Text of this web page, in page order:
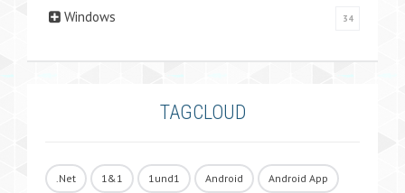
Windows 34
TAGCLOUD
.Net 1&1 1und1 Android Android App